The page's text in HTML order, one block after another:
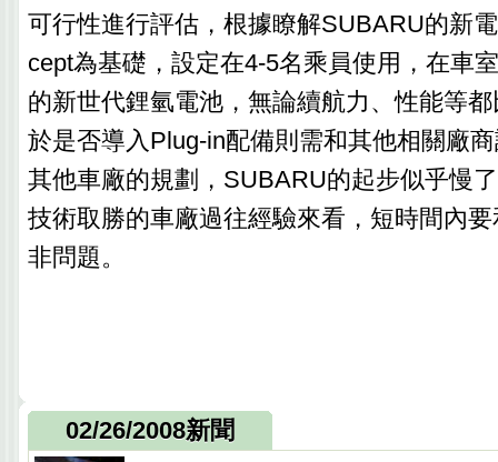
可行性進行評估，根據瞭解SUBARU的新
cept為基礎，設定在4-5名乘員使用，在車
的新世代鋰氫電池，無論續航力、性能等
於是否導入Plug-in配備則需和其他相關廠
其他車廠的規劃，SUBARU的起步似乎慢
技術取勝的車廠過往經驗來看，短時間內
非問題。
02/26/2008新聞